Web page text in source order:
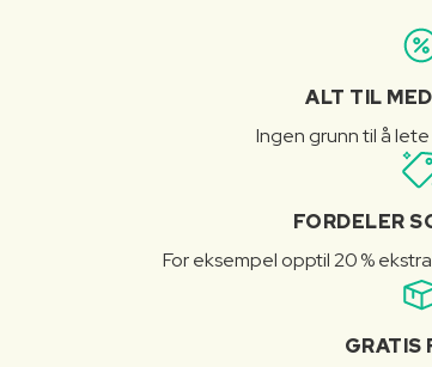
ALT TIL
Ingen grunn til å
FORDELER
For eksempel opptil 20 %
GRATIS